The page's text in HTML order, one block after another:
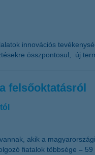
innovációs
összpontosul, új
felsőoktatásról
akik a
fiatalok többsége – 59